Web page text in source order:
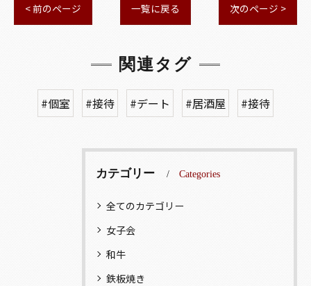
< 前のページ 一覧に戻る 次のページ >
関連タグ
#個室 #接待 #デート #居酒屋 #接待
カテゴリー Categories
全てのカテゴリー
女子会
和牛
鉄板焼き